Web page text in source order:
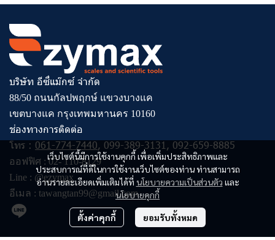
เว็บไซต์นี้มีการใช้งานคุกกี้ เพื่อเพิ่มประสิทธิภาพและ
ประสบการณ์ที่ดีในการใช้งานเว็บไซต์ของท่าน ท่านสามารถ
อ่านรายละเอียดเพิ่มเติมได้ที่ นโยบายความเป็นส่วนตัว และ
นโยบายคุกกี้
ตั้งค่าคุกกี้ ยอมรับทั้งหมด
บริษัท อีซี่แม๊กซ์ จำกัด
88/50 ถนนกัลปพฤกษ์ แขวงบางแค
เขตบางแค กรุงเทพมหานคร 10160
ช่องทางการติดต่อ
โทร : 061-774-7440, 099-389-3131, 092-659-8885
ออฟฟิศ :02- 110-8129
Line : @ezymax
อีเมล : tawangtan99@gmail.com